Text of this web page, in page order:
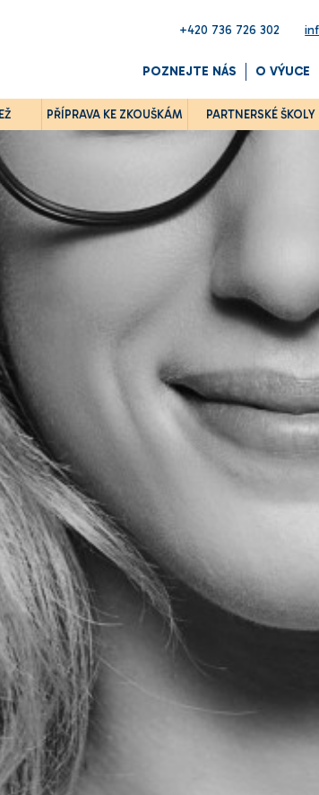
+420 736 726 302
POZNEJTE NÁS O VÝUCE
PŘÍPRAVA KE ZKOUŠKÁM PARTNERSKÉ ŠKOLY